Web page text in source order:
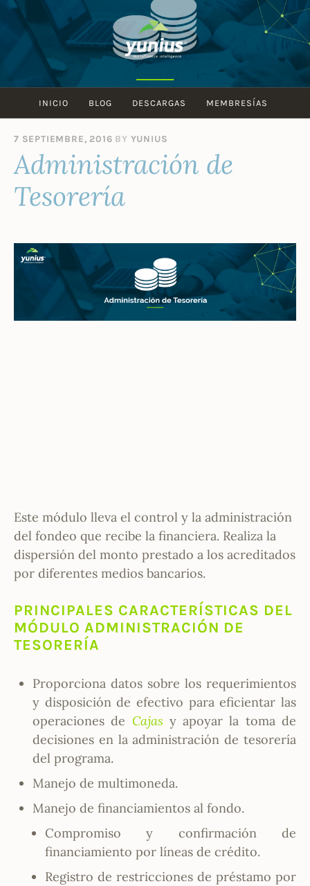
Skip
INICIO BLOG DESCARGAS MEMBRESÍAS
7 SEPTIEMBRE, 2016 BY YUNIUS
Administración de
Tesorería
Este módulo lleva el control y la administración
del fondeo que recibe la financiera. Realiza la
dispersión del monto prestado a los acreditados
por diferentes medios bancarios.
PRINCIPALES CARACTERÍSTICAS DEL
MÓDULO ADMINISTRACIÓN DE
TESORERÍA
Proporciona datos sobre los requerimientos
y disposición de efectivo para eficientar las
operaciones de Cajas y apoyar la toma de
decisiones en la administración de tesorería
del programa.
Manejo de multimoneda.
Manejo de financiamientos al fondo.
Compromiso y confirmación de
financiamiento por líneas de crédito.
Registro de restricciones de préstamo por